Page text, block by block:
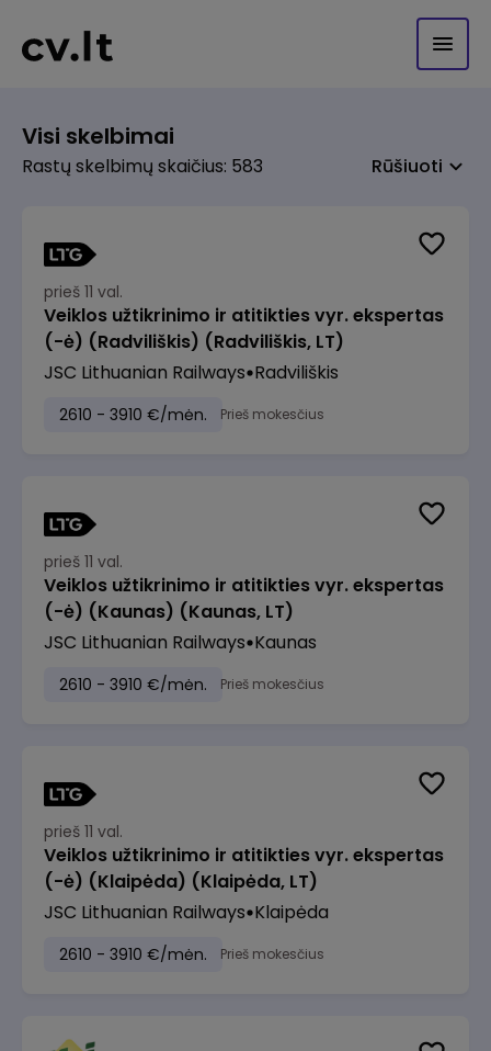
Visi skelbimai
Rastų skelbimų skaičius: 583 Rūšiuoti
prieš 11 val.
Veiklos užtikrinimo ir atitikties vyr. ekspertas
(-ė) (Radviliškis) (Radviliškis, LT)
JSC Lithuanian Railways Radviliškis
2610 - 3910 €/mėn. Prieš mokesčius
prieš 11 val.
Veiklos užtikrinimo ir atitikties vyr. ekspertas
(-ė) (Kaunas) (Kaunas, LT)
JSC Lithuanian Railways Kaunas
2610 - 3910 €/mėn. Prieš mokesčius
prieš 11 val.
Veiklos užtikrinimo ir atitikties vyr. ekspertas
(-ė) (Klaipėda) (Klaipėda, LT)
JSC Lithuanian Railways Klaipėda
2610 - 3910 €/mėn. Prieš mokesčius